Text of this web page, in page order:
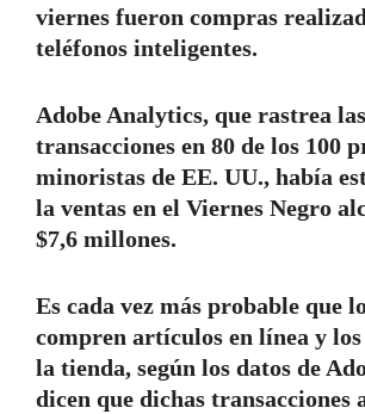
viernes fueron compras
teléfonos inteligentes.
Adobe Analytics, que rastrea las
transacciones en 80 de los 100
minoristas de EE. UU., había
la ventas en el Viernes Negro
$7,6 millones.
Es cada vez más probable que
compren artículos en línea y
la tienda, según los datos de
dicen que dichas transacciones